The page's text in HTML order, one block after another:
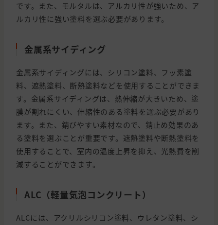
です。また、モルタルは、アルカリ性が強いため、ア
ルカリ性に強い塗料を選ぶ必要があります。
金属系サイディング
金属系サイディングには、シリコン塗料、フッ素塗
料、遮熱塗料、断熱塗料などを使用することができま
す。金属系サイディングは、熱伸縮が大きいため、塗
膜が割れにくい、伸縮性のある塗料を選ぶ必要があり
ます。また、錆びやすい素材なので、錆止め効果のあ
る塗料を選ぶことが重要です。遮熱塗料や断熱塗料を
使用することで、室内の温度上昇を抑え、光熱費を削
減することができます。
ALC（軽量気泡コンクリート）
ALCには、アクリルシリコン塗料、ウレタン塗料、シ